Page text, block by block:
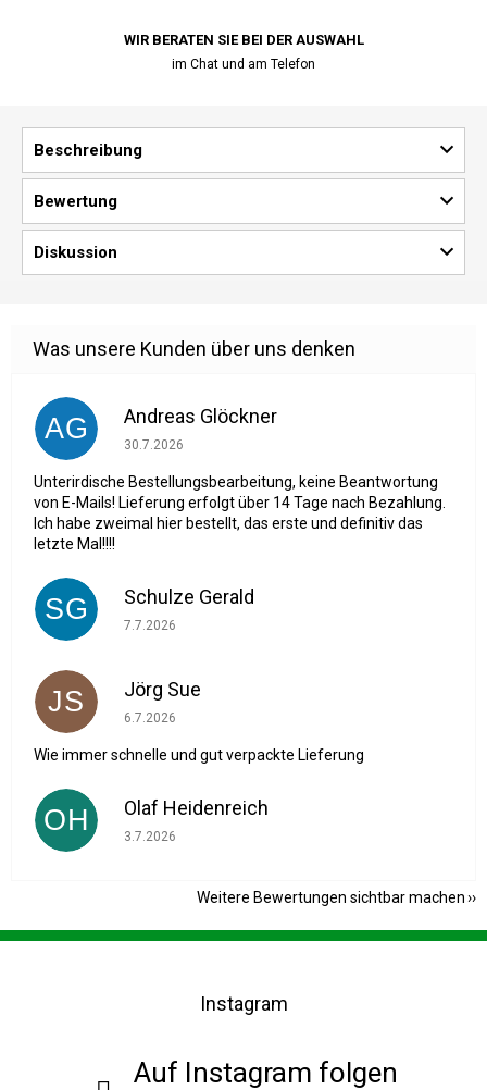
WIR BERATEN SIE BEI ​​DER AUSWAHL
im Chat und am Telefon
Beschreibung
Bewertung
Diskussion
AG Andreas Glöckner
Die Shop-Bewertung beträgt 1 von 5 Sternen.
30.7.2026
Unterirdische Bestellungsbearbeitung, keine Beantwortung
von E-Mails! Lieferung erfolgt über 14 Tage nach Bezahlung.
Ich habe zweimal hier bestellt, das erste und definitiv das
letzte Mal!!!!
SG Schulze Gerald
Die Shop-Bewertung beträgt 5 von 5 Sternen.
7.7.2026
JS Jörg Sue
Die Shop-Bewertung beträgt 5 von 5 Sternen.
6.7.2026
Wie immer schnelle und gut verpackte Lieferung
OH Olaf Heidenreich
Die Shop-Bewertung beträgt 5 von 5 Sternen.
3.7.2026
Weitere Bewertungen sichtbar machen
F
Instagram
Auf Instagram folgen